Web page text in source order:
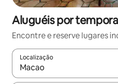
Aluguéis por
Encontre e reserve lugares
Localização
Quando os resultados